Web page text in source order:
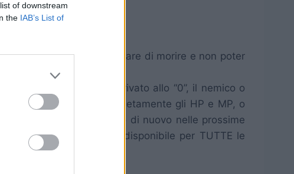
of downstream
the IAB’s List of
poi potresti rischiare di morire e non poter
dal numero “3”. Arrivato allo “0”, il nemico o
che può ricaricati completamente gli HP e MP, o
potrai utilizzarlo di nuovo nelle prossime
per sempre e non disponibile per TUTTE le